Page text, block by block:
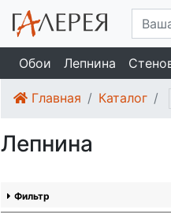
Обои Лепнина
Главная Каталог
Лепнина
Фильтр